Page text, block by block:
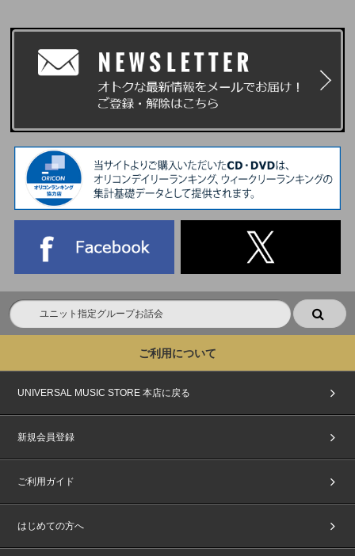
ご利用について
UNIVERSAL MUSIC STORE 本店に戻る
新規会員登録
ご利用ガイド
はじめての方へ